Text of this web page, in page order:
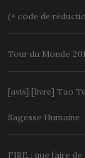
(+ code de
Tour du Monde
[avis] [livre] Tao
Sagesse Humaine
FIRE : que faire